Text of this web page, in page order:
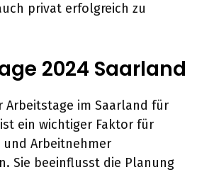
privat erfolgreich zu
2024 Saarland
Arbeitstage im Saarland für
ist ein wichtiger Faktor für
Arbeitnehmer
Sie beeinflusst die Planung